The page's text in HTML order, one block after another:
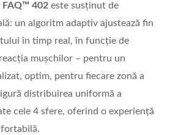
FAQ™ 402 este susținut de
un algoritm adaptiv ajustează fin
în timp real, în funcție de
mușchilor – pentru un
optim, pentru fiecare zonă a
distribuirea uniformă a
cele 4 sfere, oferind o experiență